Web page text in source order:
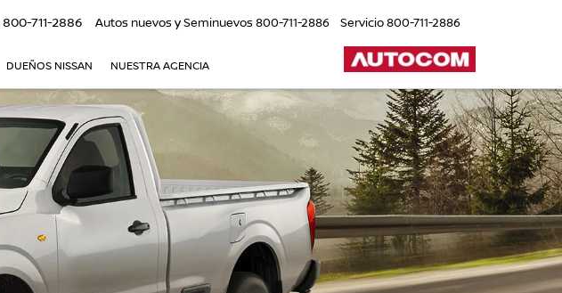
800-711-2886 Autos nuevos y Seminuevos800-711-2886 Servicio800-711-2886
DUEÑOS NISSAN NUESTRA AGENCIA